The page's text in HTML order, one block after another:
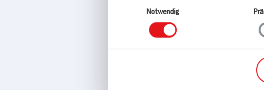
Notwendig
Marke